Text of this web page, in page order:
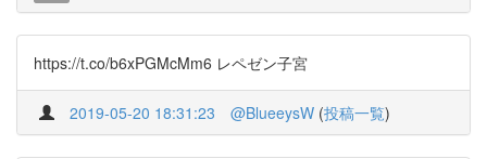
https://t.co/b6xPGMcMm6 レペゼン子宮
2019-05-20 18:31:23 @BlueeysW (投稿一覧)